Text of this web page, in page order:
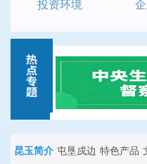
投资环境
昆玉简介 屯垦戍边 特色产品